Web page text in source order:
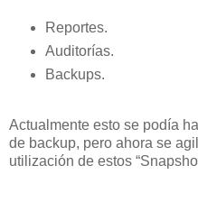
Reportes.
Auditorías.
Backups.
Actualmente esto se podía
de backup, pero ahora se
utilización de estos